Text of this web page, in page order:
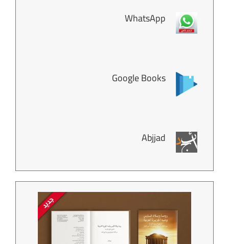
WhatsApp
Google Books
Abjjad